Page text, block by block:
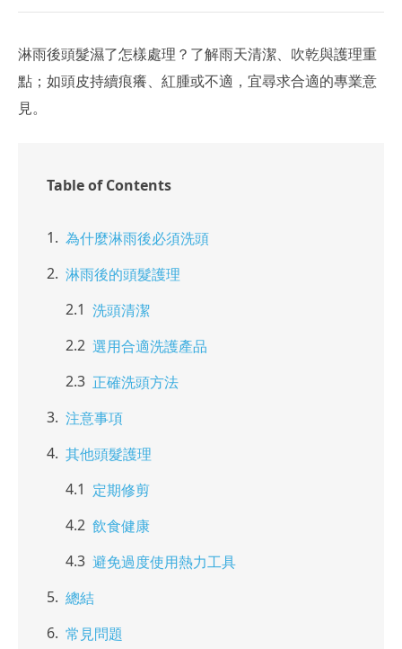
淋雨後頭髮濕了怎樣處理？了解雨天清潔、吹乾與護理重
點；如頭皮持續痕癢、紅腫或不適，宜尋求合適的專業意
見。
Table of Contents
為什麼淋雨後必須洗頭
淋雨後的頭髮護理
洗頭清潔
選用合適洗護產品
正確洗頭方法
注意事項
其他頭髮護理
定期修剪
飲食健康
避免過度使用熱力工具
總結
常見問題